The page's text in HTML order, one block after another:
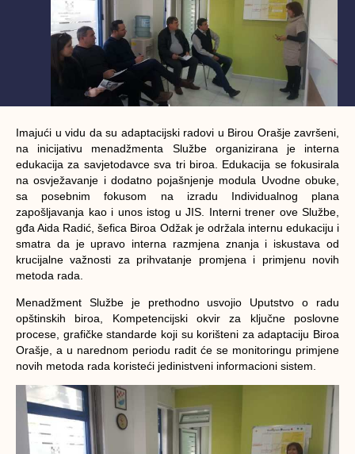
Imajući u vidu da su adaptacijski radovi u Birou Orašje završeni,
na inicijativu menadžmenta Službe organizirana je interna
edukacija za savjetodavce sva tri biroa. Edukacija se fokusirala
na osvježavanje i dodatno pojašnjenje modula Uvodne obuke,
sa posebnim fokusom na izradu Individualnog plana
zapošljavanja kao i unos istog u JIS. Interni trener ove Službe,
gđa Aida Radić, šefica Biroa Odžak je održala internu edukaciju i
smatra da je upravo interna razmjena znanja i iskustava od
krucijalne važnosti za prihvatanje promjena i primjenu novih
metoda rada.
Menadžment Službe je prethodno usvojio Uputstvo o radu
opštinskih biroa, Kompetencijski okvir za ključne poslovne
procese, grafičke standarde koji su korišteni za adaptaciju Biroa
Orašje, a u narednom periodu radit će se monitoringu primjene
novih metoda rada koristeći jedinistveni informacioni sistem.